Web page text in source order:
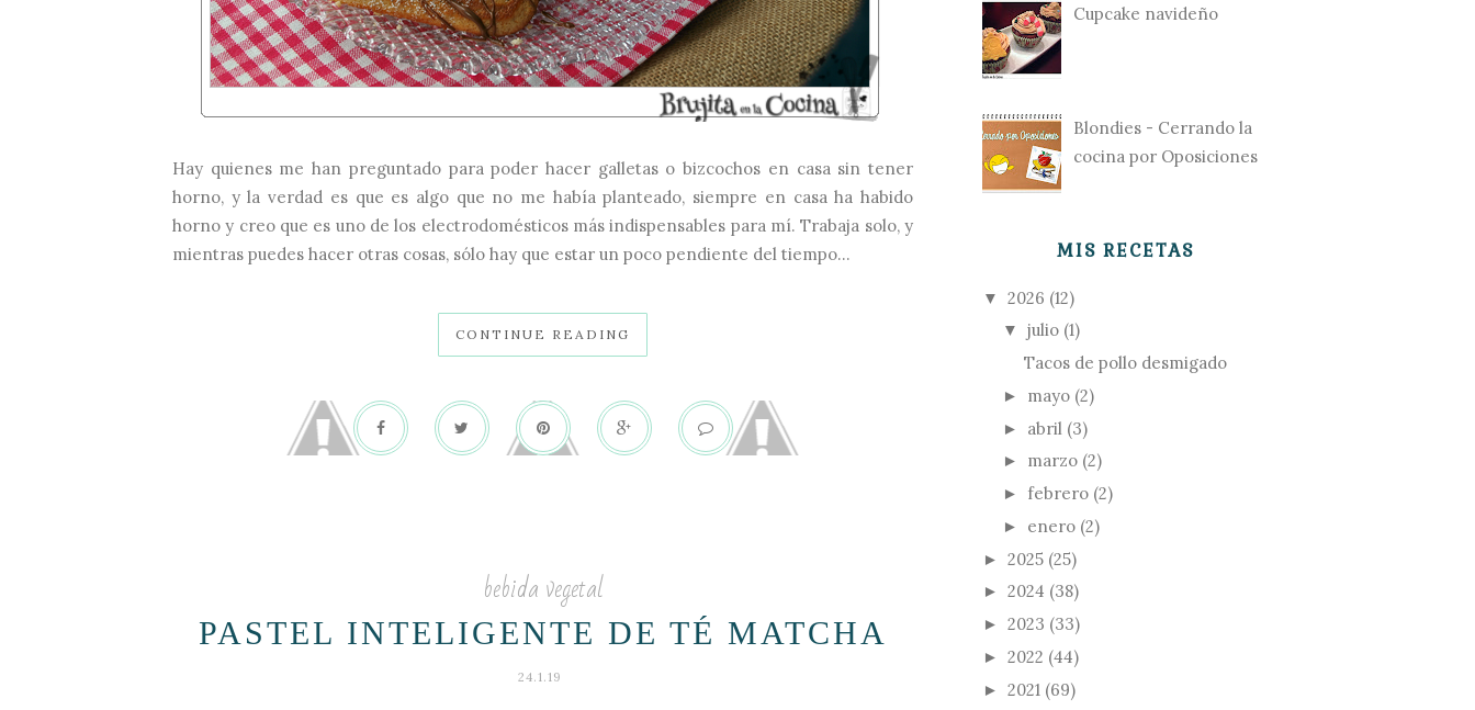
Hay quienes me han preguntado para poder hacer galletas o bizcochos en casa sin tener
horno, y la verdad es que es algo que no me había planteado, siempre en casa ha habido
horno y creo que es uno de los electrodomésticos más indispensables para mí. Trabaja solo, y
mientras puedes hacer otras cosas, sólo hay que estar un poco pendiente del tiempo...
CONTINUE READING
bebida vegetal
PASTEL INTELIGENTE DE TÉ MATCHA
24.1.19
Cupcake navideño
Blondies - Cerrando la
cocina por Oposiciones
MIS RECETAS
▼ 2026 (12)
▼ julio (1)
Tacos de pollo desmigado
► mayo (2)
► abril (3)
► marzo (2)
► febrero (2)
► enero (2)
► 2025 (25)
► 2024 (38)
► 2023 (33)
► 2022 (44)
► 2021 (69)